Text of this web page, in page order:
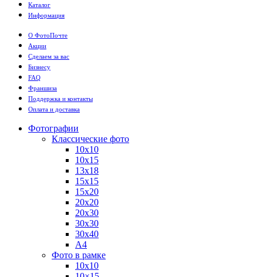
Каталог
Информация
О ФотоПочте
Акции
Сделаем за вас
Бизнесу
FAQ
Франшиза
Поддержка и контакты
Оплата и доставка
Фотографии
Классические фото
10х10
10х15
13х18
15х15
15х20
20х20
20х30
30х30
30х40
А4
Фото в рамке
10х10